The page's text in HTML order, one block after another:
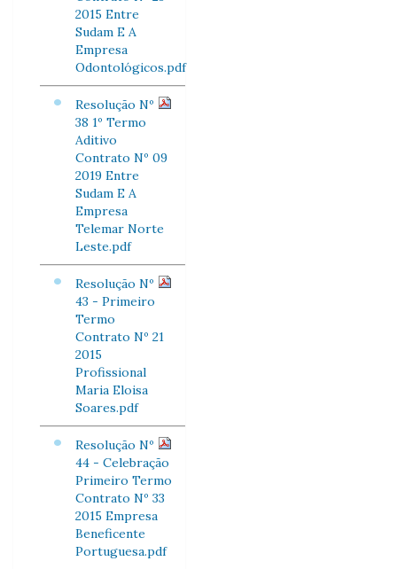
2015 Entre
Sudam E A
Empresa
Odontológicos.pdf
Resolução Nº
38 1º Termo
Aditivo
Contrato Nº 09
2019 Entre
Sudam E A
Empresa
Telemar Norte
Leste.pdf
Resolução Nº
43 - Primeiro
Termo
Contrato Nº 21
2015
Profissional
Maria Eloisa
Soares.pdf
Resolução Nº
44 - Celebração
Primeiro Termo
Contrato Nº 33
2015 Empresa
Beneficente
Portuguesa.pdf